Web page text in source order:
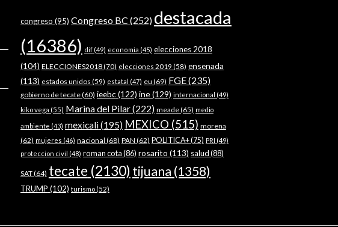
congreso (95) Congreso BC (252) destacada
(16386) dif(49) economia (45) elecciones 2018
(104) ELECCIONES2018(70) elecciones 2019 (58) ensenada
(113) estados unidos (59) estatal (47) eu (69) FGE(235)
gobierno de tecate(60) ieebc(122) ine(129) internacional (49)
kiko vega (55) Marina del Pilar(222) meade(65) medio
ambiente (43) mexicali(195) MEXICO (515) morena
(62) mujeres (46) nacional (68) PAN (62) POLITICA+(75) PRI (49)
proteccion civil (48) roman cota(86) rosarito (113) salud(88)
SAT(64) tecate (2130) tijuana (1358)
TRUMP (102) turismo(52)